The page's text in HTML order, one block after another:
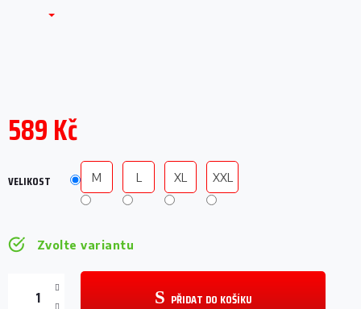
589 Kč
cena:
Zvolte variantu
VELIKOST M L XL XXL
PŘIDAT DO KOŠÍKU